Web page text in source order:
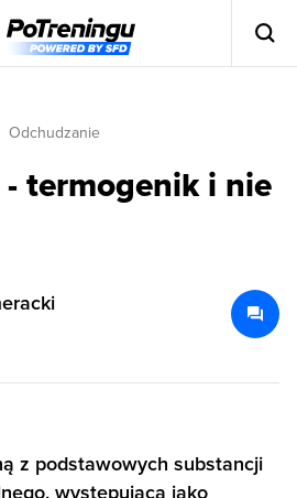
Odchudzanie
termogenik i nie
z podstawowych substancji
występująca jako